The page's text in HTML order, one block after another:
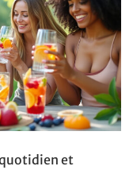
quotidien et